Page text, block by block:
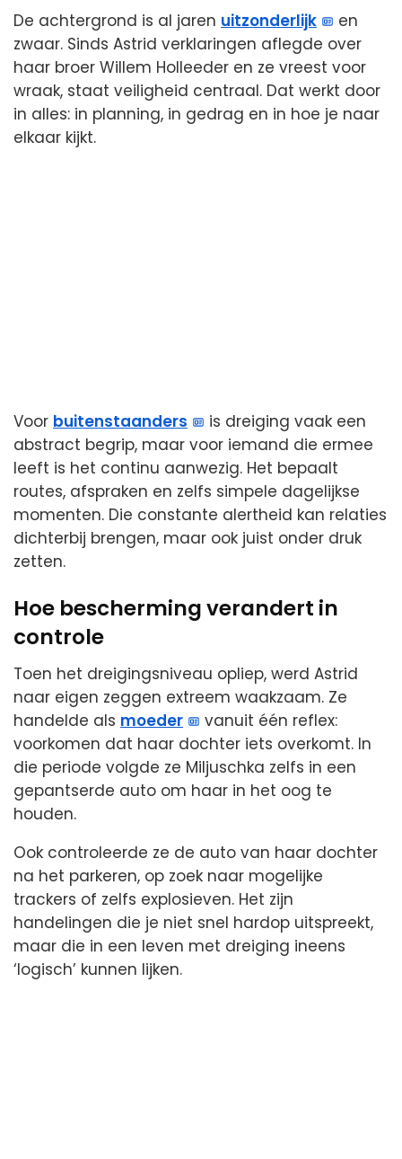
De achtergrond is al jaren uitzonderlijk
en
zwaar. Sinds Astrid verklaringen aflegde over
haar broer Willem Holleeder en ze vreest voor
wraak, staat veiligheid centraal. Dat werkt door
in alles: in planning, in gedrag en in hoe je naar
elkaar kijkt.
Voor buitenstaanders
is dreiging vaak een
abstract begrip, maar voor iemand die ermee
leeft is het continu aanwezig. Het bepaalt
routes, afspraken en zelfs simpele dagelijkse
momenten. Die constante alertheid kan relaties
dichterbij brengen, maar ook juist onder druk
zetten.
Hoe bescherming verandert in
controle
Toen het dreigingsniveau opliep, werd Astrid
naar eigen zeggen extreem waakzaam. Ze
handelde als moeder
vanuit één reflex:
voorkomen dat haar dochter iets overkomt. In
die periode volgde ze Miljuschka zelfs in een
gepantserde auto om haar in het oog te
houden.
Ook controleerde ze de auto van haar dochter
na het parkeren, op zoek naar mogelijke
trackers of zelfs explosieven. Het zijn
handelingen die je niet snel hardop uitspreekt,
maar die in een leven met dreiging ineens
‘logisch’ kunnen lijken.